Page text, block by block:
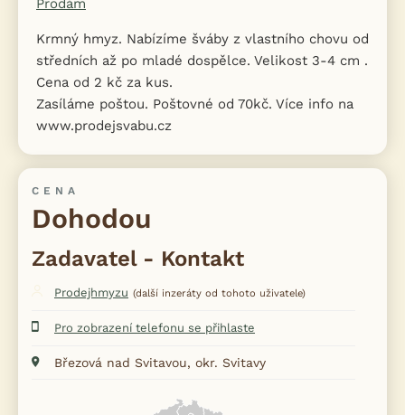
Prodám
Krmný hmyz. Nabízíme šváby z vlastního chovu od
středních až po mladé dospělce. Velikost 3-4 cm .
Cena od 2 kč za kus.
Zasíláme poštou. Poštovné od 70kč. Více info na
www.prodejsvabu.cz
CENA
Dohodou
Zadavatel - Kontakt
Prodejhmyzu (další inzeráty od tohoto uživatele)
Pro zobrazení telefonu se přihlaste
Březová nad Svitavou, okr. Svitavy